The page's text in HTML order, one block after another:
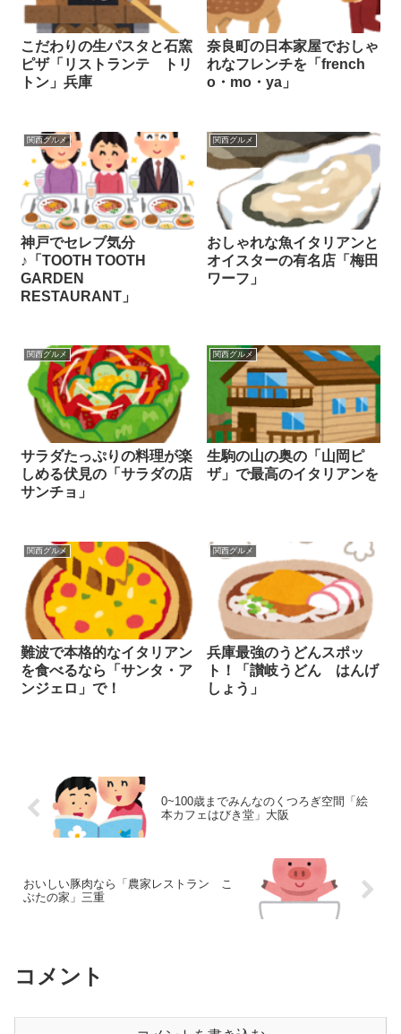
こだわりの生パスタと石窯
ピザ「リストランテ トリ
トン」兵庫
奈良町の日本家屋でおしゃ
れなフレンチを「french
o・mo・ya」
関西グルメ
神戸でセレブ気分
♪「TOOTH TOOTH
GARDEN
RESTAURANT」
関西グルメ
おしゃれな魚イタリアンと
オイスターの有名店「梅田
ワーフ」
関西グルメ
サラダたっぷりの料理が楽
しめる伏見の「サラダの店
サンチョ」
関西グルメ
生駒の山の奥の「山岡ピ
ザ」で最高のイタリアンを
関西グルメ
難波で本格的なイタリアン
を食べるなら「サンタ・ア
ンジェロ」で！
関西グルメ
兵庫最強のうどんスポッ
ト！「讃岐うどん はんげ
しょう」
0~100歳までみんなのくつろぎ空間「絵
本カフェはびき堂」大阪
おいしい豚肉なら「農家レストラン こ
ぶたの家」三重
コメント